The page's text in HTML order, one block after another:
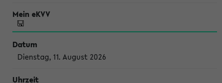
Dienstag, 11. August 2026